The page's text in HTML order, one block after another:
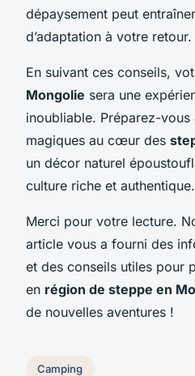
dépaysement peut
d’adaptation à votre retour.
En suivant ces conseils,
Mongolie sera une
inoubliable. Préparez-
magiques au cœur des
un décor naturel
culture riche et
Merci pour votre lecture.
article vous a fourni des
et des conseils utiles pour
en région de steppe en
de nouvelles aventures !
Camping